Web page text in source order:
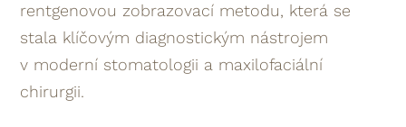
rentgenovou zobrazovací metodu, která se
stala klíčovým diagnostickým nástrojem
v moderní stomatologii a maxilofaciální
chirurgii.